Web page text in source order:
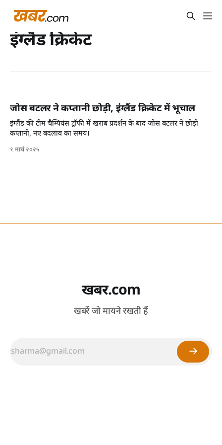
इंग्लैंड क्रिकेट
जोस बटलर ने कप्तानी छोड़ी, इंग्लैंड क्रिकेट में भूचाल
इंग्लैंड की टीम चैम्पियंस ट्रॉफी में खराब प्रदर्शन के बाद जोस बटलर ने छोड़ी
कप्तानी, नए बदलाव का समय।
१ मार्च २०२५
खबर.com
खबरें जो मायने रखती हैं